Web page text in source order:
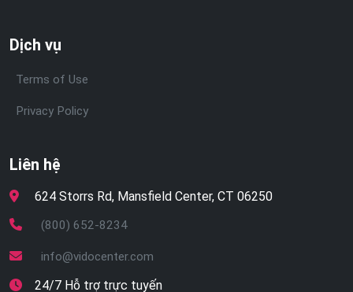
Dịch vụ
Terms of Use
Privacy Policy
Liên hệ
624 Storrs Rd, Mansfield Center, CT 06250
(800) 652-8234
info@vidocenter.com
24/7 Hỗ trợ trực tuyến